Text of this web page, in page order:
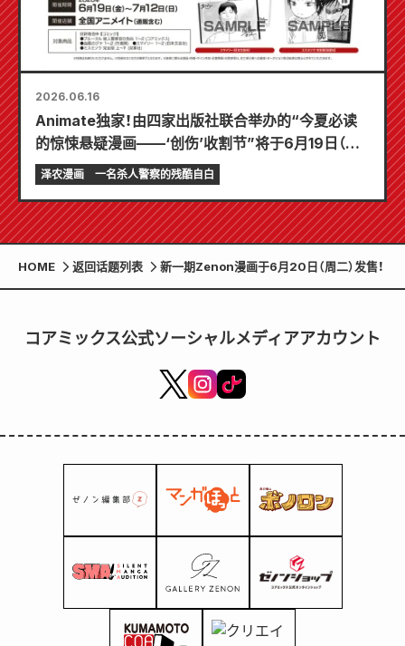
2026.06.16
Animate独家！由四家出版社联合举办的“今夏必读
的惊悚悬疑漫画——‘创伤’收割节”将于6月19日（星
期五）开始！
泽农漫画 一名杀人警察的残酷自白
HOME 返回话题列表 新一期Zenon漫画于6月20日（周二）发售！
コアミックス公式ソーシャルメディアアカウント